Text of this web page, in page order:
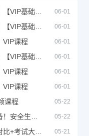
06-01
06-01
VIP课程 06-01
06-01
VIP课程 06-01
VIP课程 06-01
课程 05-22
05-22
05-21